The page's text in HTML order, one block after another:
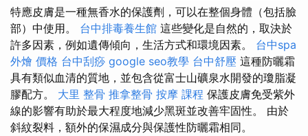
特應皮膚是一種無香水的保護劑，可以在整個身體（包括臉
部）中使用。 台中排毒養生館 這些變化是自然的，取決於
許多因素，例如遺傳傾向，生活方式和環境因素。 台中spa
外燴 價格 台中刮痧 google seo教學 台中舒壓 這種防曬霜
具有類似血清的質地，並包含從富士山礦泉水開發的瓊脂凝
膠配方。 大里 整骨 推拿整骨 按摩 課程 保護皮膚免受紫外
線的影響有助於最大程度地減少黑斑並改善牢固性。 由於
斜紋裂料，額外的保濕成分與保護性防曬霜相同。